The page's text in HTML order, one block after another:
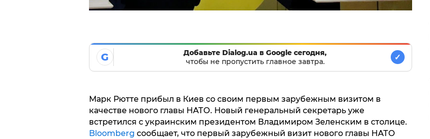
G
Добавьте Dialog.ua в Google сегодня,
чтобы не пропустить главное завтра.
✓
Марк Рютте прибыл в Киев со своим первым зарубежным визитом в
качестве нового главы НАТО. Новый генеральный секретарь уже
встретился с украинским президентом Владимиром Зеленским в столице.
Bloomberg сообщает, что первый зарубежный визит нового главы НАТО